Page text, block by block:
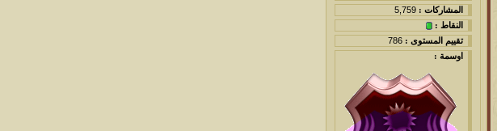
المشاركات : 5,759
النقاط :
تقييم المستوى : 786
اوسمة :